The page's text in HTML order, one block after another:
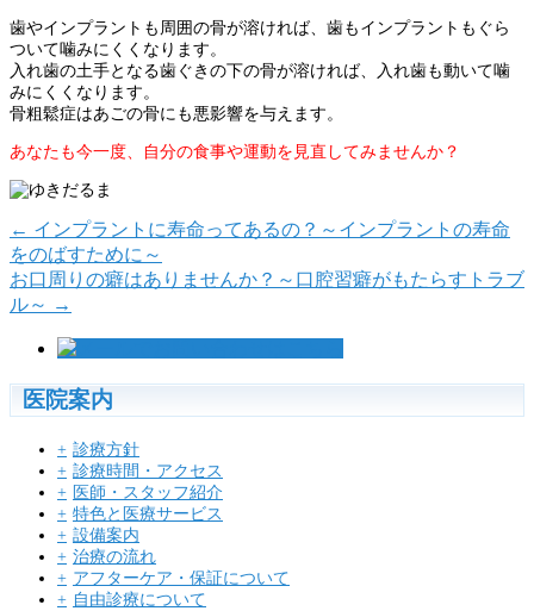
歯やインプラントも周囲の骨が溶ければ、歯もインプラントもぐら
ついて噛みにくくなります。
入れ歯の土手となる歯ぐきの下の骨が溶ければ、入れ歯も動いて噛
みにくくなります。
骨粗鬆症はあごの骨にも悪影響を与えます。
あなたも今一度、自分の食事や運動を見直してみませんか？
← インプラントに寿命ってあるの？～インプラントの寿命
をのばすために～
お口周りの癖はありませんか？～口腔習癖がもたらすトラブ
ル～ →
医院案内
診療方針
診療時間・アクセス
医師・スタッフ紹介
特色と医療サービス
設備案内
治療の流れ
アフターケア・保証について
自由診療について